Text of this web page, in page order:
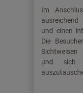
Im
und einen
Die
Sichtweisen
und sich